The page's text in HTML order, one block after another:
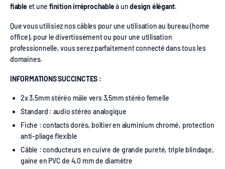
fiableet unefinition irréprochableà undesign élégant.
Que vous utilisiez nos câbles pour une utilisation au bureau (home
office), pour le divertissement ou pour une utilisation
professionnelle, vous serez parfaitement connecté dans tous les
domaines.
INFORMATIONS SUCCINCTES :
2x 3,5mm stéréo mâle vers 3,5mm stéréo femelle
Standard : audio stéréo analogique
Fiche : contacts dorés, boîtier en aluminium chromé, protection
anti-pliage flexible
Câble : conducteurs en cuivre de grande pureté, triple blindage,
gaine en PVC de 4,0 mm de diamètre